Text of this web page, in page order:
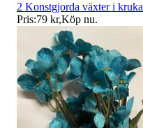
2 Konstgjorda växter i kruka
Pris:79 kr,Köp nu.